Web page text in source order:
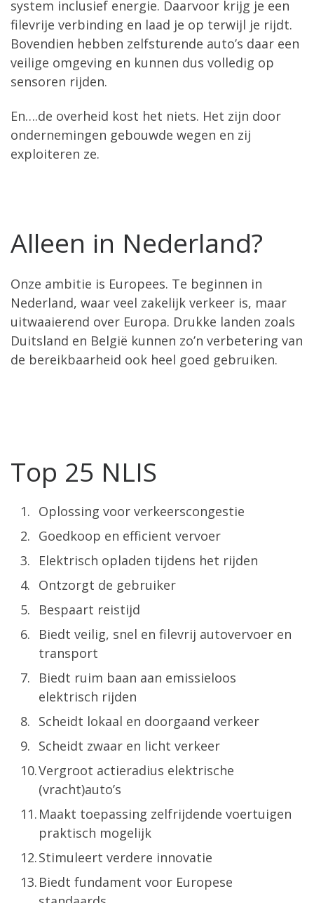
system inclusief energie. Daarvoor krijg je een
filevrije verbinding en laad je op terwijl je rijdt.
Bovendien hebben zelfsturende auto’s daar een
veilige omgeving en kunnen dus volledig op
sensoren rijden.
En….de overheid kost het niets. Het zijn door
ondernemingen gebouwde wegen en zij
exploiteren ze.
Alleen in Nederland?
Onze ambitie is Europees. Te beginnen in
Nederland, waar veel zakelijk verkeer is, maar
uitwaaierend over Europa. Drukke landen zoals
Duitsland en België kunnen zo’n verbetering van
de bereikbaarheid ook heel goed gebruiken.
Top 25 NLIS
Oplossing voor verkeerscongestie
Goedkoop en efficient vervoer
Elektrisch opladen tijdens het rijden
Ontzorgt de gebruiker
Bespaart reistijd
Biedt veilig, snel en filevrij autovervoer en
transport
Biedt ruim baan aan emissieloos
elektrisch rijden
Scheidt lokaal en doorgaand verkeer
Scheidt zwaar en licht verkeer
Vergroot actieradius elektrische
(vracht)auto’s
Maakt toepassing zelfrijdende voertuigen
praktisch mogelijk
Stimuleert verdere innovatie
Biedt fundament voor Europese